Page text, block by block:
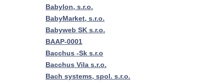
Babylon, s.r.o.
BabyMarket, s.r.o.
Babyweb SK s.r.o.
BAAP-0001
Bacchus -Sk s.r.o
Bacchus Vila s.r.o.
Bach systems, spol. s.r.o.